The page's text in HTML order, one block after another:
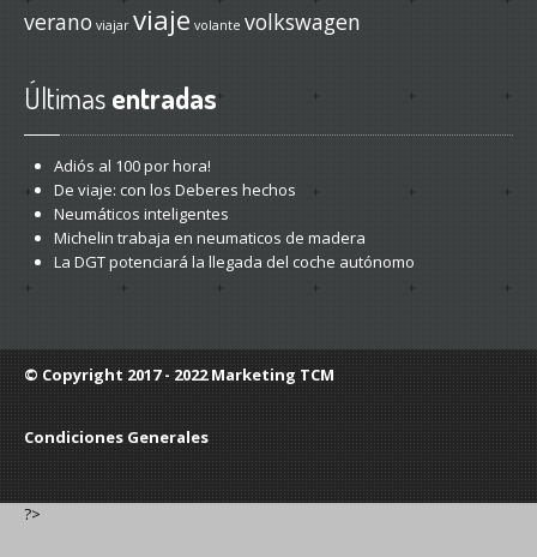
verano viajar viaje volante volkswagen
Últimasentradas
Adiós al 100 por hora!
De viaje: con los Deberes hechos
Neumáticos inteligentes
Michelin trabaja en neumaticos de madera
La DGT potenciará la llegada del coche autónomo
© Copyright 2017 - 2022Marketing TCM
Condiciones Generales
?>